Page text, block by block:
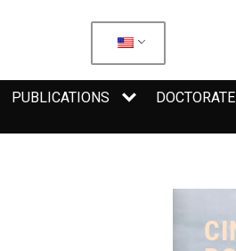
PUBLICATIONS DOCTORATE